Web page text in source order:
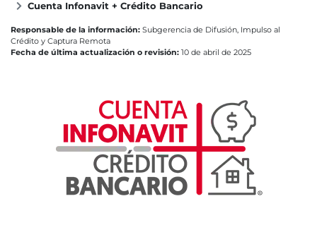
Cuenta Infonavit + Crédito Bancario
Responsable de la información: Subgerencia de Difusión, Impulso al
Crédito y Captura Remota
Fecha de última actualización o revisión: 10 de abril de 2025